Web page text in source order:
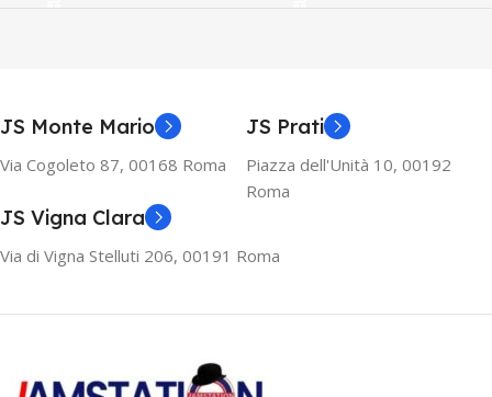
JS Monte Mario
Via Cogoleto 87, 00168 Roma
JS Prati
Piazza dell'Unità 10, 00192
Roma
JS Vigna Clara
Via di Vigna Stelluti 206, 00191 Roma